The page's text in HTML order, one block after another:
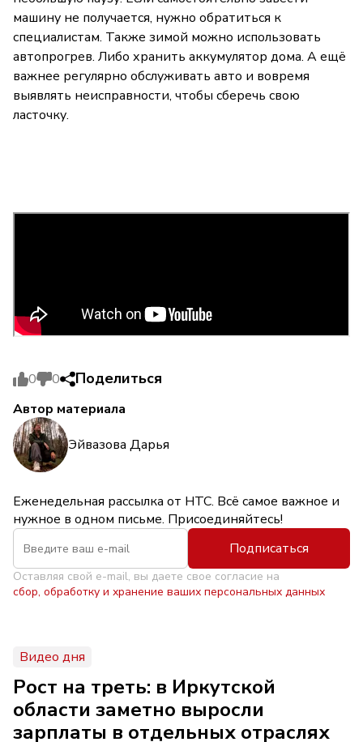
машину не получается, нужно обратиться к
специалистам. Также зимой можно использовать
автопрогрев. Либо хранить аккумулятор дома. А ещё
важнее регулярно обслуживать авто и вовремя
выявлять неисправности, чтобы сберечь свою
ласточку.
0 0 Поделиться
Автор материала
Эйвазова Дарья
Еженедельная рассылка от НТС. Всё самое важное и
нужное в одном письме. Присоединяйтесь!
Подписаться
Оставляя свой e-mail, вы даете свое согласие на
сбор, обработку и хранение ваших персональных данных
Видео дня
Рост на треть: в Иркутской
области заметно выросли
зарплаты в отдельных отраслях